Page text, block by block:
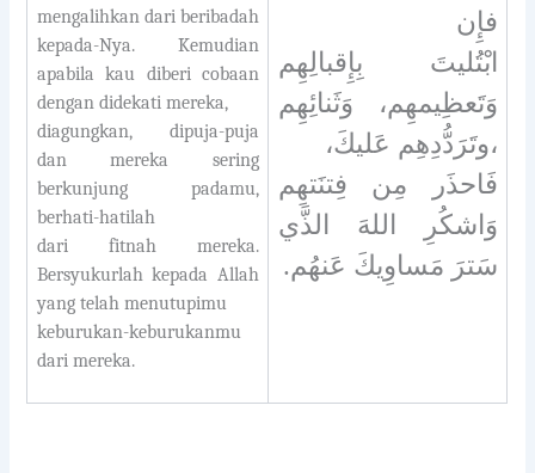
mengalihkan dari beribadah
kepada-Nya. Kemudian
apabila kau diberi cobaan
dengan didekati mereka,
diagungkan, dipuja-puja
dan mereka sering
berkunjung padamu,
berhati-hatilah
dari fitnah mereka.
Bersyukurlah kepada Allah
yang telah menutupimu
keburukan-keburukanmu
dari mereka.
فإِن
ابْتُليتَ بِإِقبالِهِم
وَتَعظِيمهِم، وَثَنائِهِم
،وتَرَدُّدِهِم عَليكَ،
فَاحذَر مِن فِتنَتهِم
وَاشكُرِ اللهَ الذَّي
سَترَ مَساوِيكَ عَنهُم.